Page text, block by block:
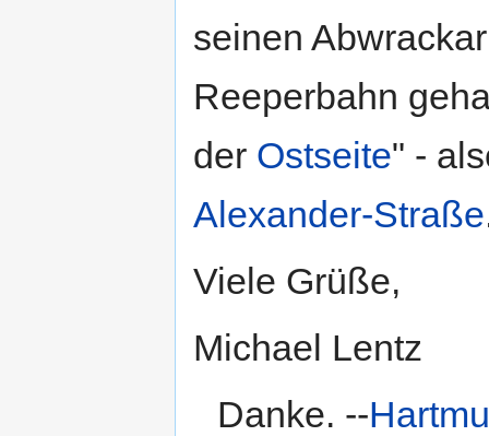
seinen
Reeperbahn
der Ostseite" -
Alexander-Straße
Viele Grüße,
Michael Lentz
Danke. --